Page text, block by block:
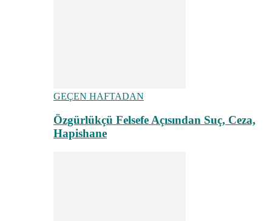
GEÇEN HAFTADAN
Özgürlükçü Felsefe Açısından Suç, Ceza,
Hapishane